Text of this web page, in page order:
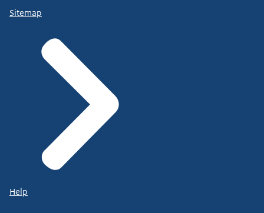
Sitemap
Help